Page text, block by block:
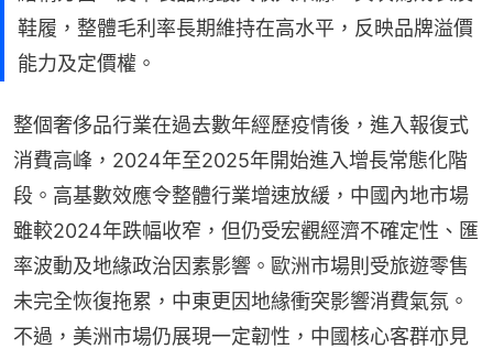
鞋履，整體毛利率長期維持在高水平，反映品牌溢價
能力及定價權。
整個奢侈品行業在過去數年經歷疫情後，進入報復式
消費高峰，2024年至2025年開始進入增長常態化階
段。高基數效應令整體行業增速放緩，中國內地市場
雖較2024年跌幅收窄，但仍受宏觀經濟不確定性、匯
率波動及地緣政治因素影響。歐洲市場則受旅遊零售
未完全恢復拖累，中東更因地緣衝突影響消費氣氛。
不過，美洲市場仍展現一定韌性，中國核心客群亦見